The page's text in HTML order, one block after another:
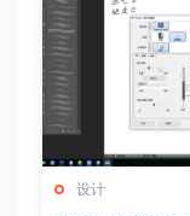
设计